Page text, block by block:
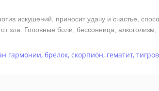
искушений, приносит удачу и счастье,
зла. Головные боли, бессонница,
гармонии, брелок, скорпион, гематит,